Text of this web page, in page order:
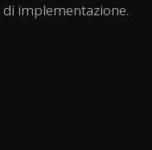
implementazione.